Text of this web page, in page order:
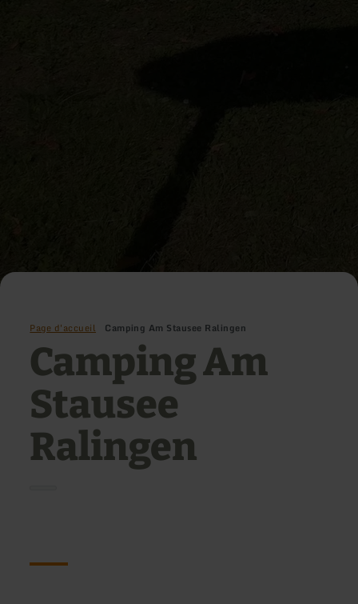
Page d'accueil Camping Am Stausee Ralingen
Camping Am
Stausee
Ralingen